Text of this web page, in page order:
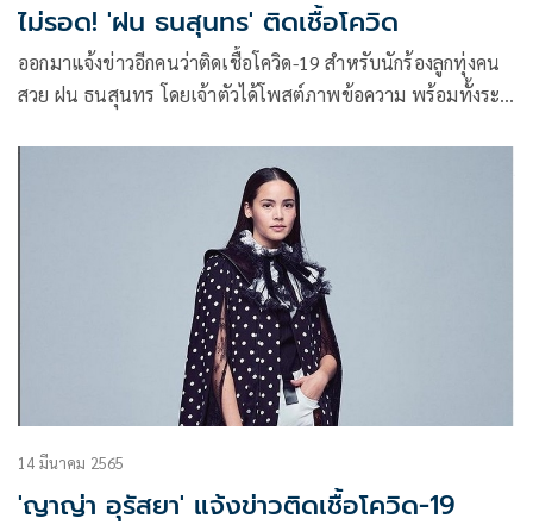
ไม่รอด! 'ฝน ธนสุนทร' ติดเชื้อโควิด
ออกมาแจ้งข่าวอีกคนว่าติดเชื้อโควิด-19 สำหรับนักร้องลูกทุ่งคน
สวย ฝน ธนสุนทร โดยเจ้าตัวได้โพสต์ภาพข้อความ พร้อมทั้งระบุ
14 มีนาคม 2565
'ญาญ่า อุรัสยา' แจ้งข่าวติดเชื้อโควิด-19